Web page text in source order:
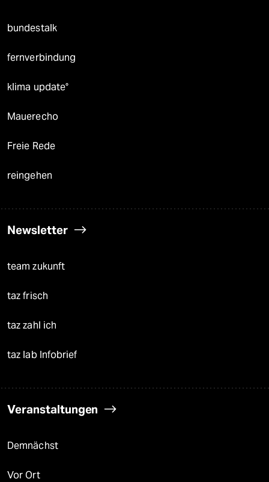
bundestalk
fernverbindung
klima update°
Mauerecho
Freie Rede
reingehen
Newsletter
team zukunft
taz frisch
taz zahl ich
taz lab Infobrief
Veranstaltungen
Demnächst
Vor Ort